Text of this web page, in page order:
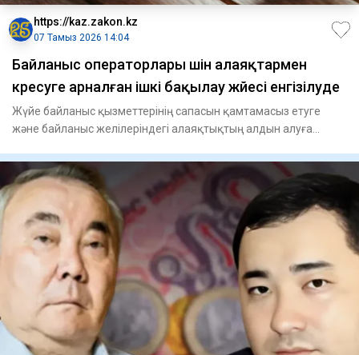
https://kaz.zakon.kz
07 Тамыз 2026 14:04
Байланыс операторлары үшін алаяқтармен
күресуге арналған ішкі бақылау жүйесі енгізілуде
Жүйе байланыс қызметтерінің сапасын қамтамасыз етуге
және байланыс желілеріндегі алаяқтықтың алдын алуға